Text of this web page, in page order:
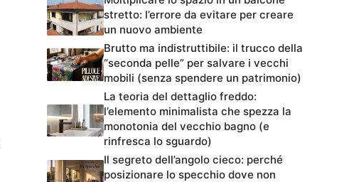
stretto: l’errore da evitare per creare
un nuovo ambiente
Brutto ma indistruttibile: il trucco della
“seconda pelle” per salvare i vecchi
mobili (senza spendere un patrimonio)
La teoria del dettaglio freddo:
l’elemento minimalista che spezza la
monotonia del vecchio bagno (e
rinfresca lo sguardo)
Il segreto dell’angolo cieco: perché
posizionare lo specchio dove non